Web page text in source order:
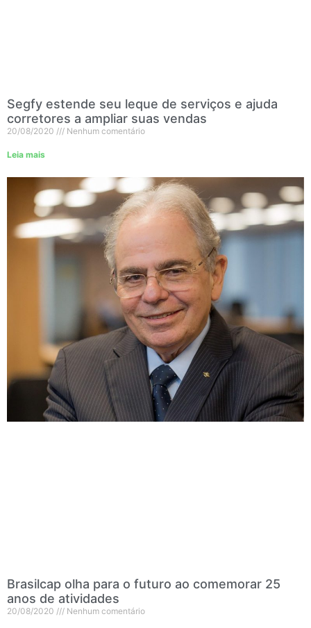
Segfy estende seu leque de serviços e ajuda
corretores a ampliar suas vendas
20/08/2020 Nenhum comentário
Leia mais
Brasilcap olha para o futuro ao comemorar 25
anos de atividades
20/08/2020 Nenhum comentário